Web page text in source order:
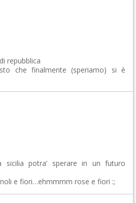
repubblica
che finalmente (speriamo) si è
potra’ sperare in un futuro
e fiori…ehmmmm rose e fiori :;